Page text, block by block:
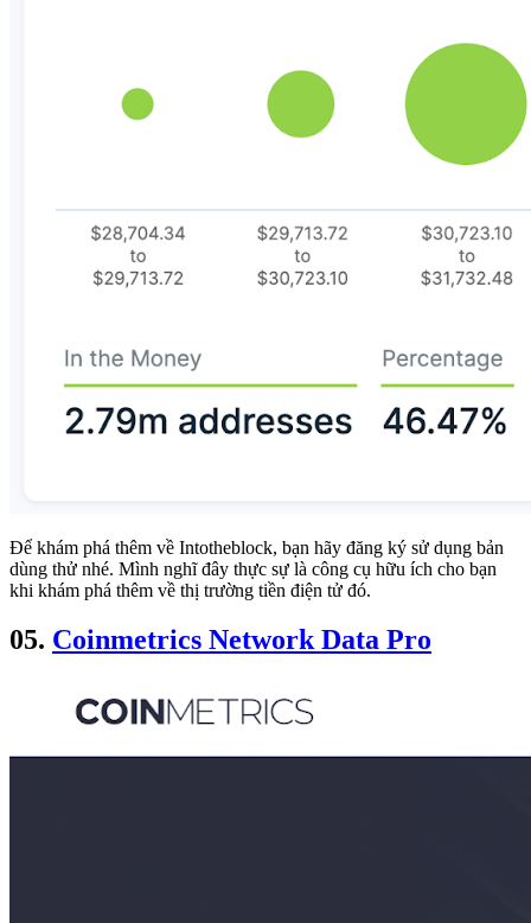
Để khám phá thêm về Intotheblock, bạn hãy đăng ký sử dụng bản
dùng thử nhé. Mình nghĩ đây thực sự là công cụ hữu ích cho bạn
khi khám phá thêm về thị trường tiền điện tử đó.
05. Coinmetrics Network Data Pro